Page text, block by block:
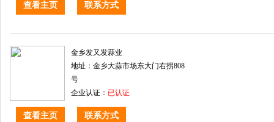
查看主页 联系方式
金乡发又发蒜业
地址：金乡大蒜市场东大门右拐808
号
企业认证： 已认证
查看主页 联系方式